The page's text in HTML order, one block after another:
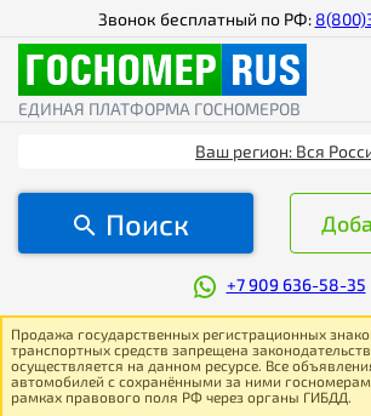
Звонок бесплатный по РФ:
ЕДИНАЯ ПЛАТФОРМА ГОСНОМЕРОВ
Ваш регион: Вся
Поиск
+7 909 636-58-35
Продажа государственных регистрационных
транспортных средств запрещена
осуществляется на данном ресурсе. Все
автомобилей с сохранёнными за ними
рамках правового поля РФ через органы ГИБДД.